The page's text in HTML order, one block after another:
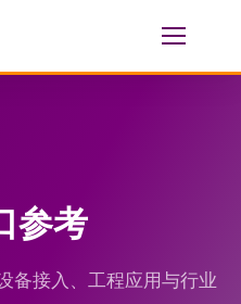
参考
备接入、工程应用与行业